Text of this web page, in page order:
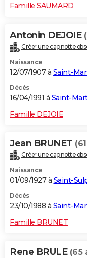
Famille SAUMARD
Antonin DEJOIE
Créer une cagnotte
Naissance
12/07/1907 à Saint-
Décès
16/04/1991 à Saint-
Famille DEJOIE
Jean BRUNET
Créer une cagnotte
Naissance
01/09/1927 à Saint-
Décès
23/10/1988 à Saint-
Famille BRUNET
Rene BRULE (65